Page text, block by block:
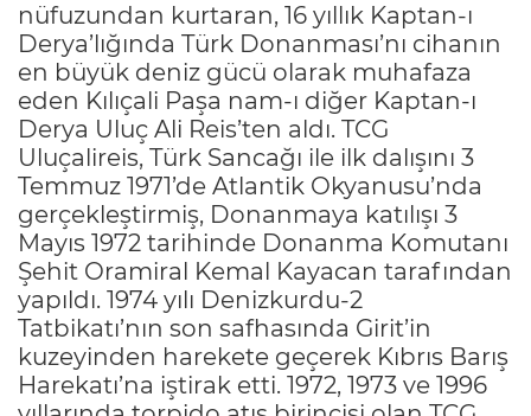
nüfuzundan kurtaran, 16 yıllık Kaptan-ı
Derya’lığında Türk Donanması’nı cihanın
en büyük deniz gücü olarak muhafaza
eden Kılıçali Paşa nam-ı diğer Kaptan-ı
Derya Uluç Ali Reis’ten aldı. TCG
Uluçalireis, Türk Sancağı ile ilk dalışını 3
Temmuz 1971’de Atlantik Okyanusu’nda
gerçekleştirmiş, Donanmaya katılışı 3
Mayıs 1972 tarihinde Donanma Komutanı
Şehit Oramiral Kemal Kayacan tarafından
yapıldı. 1974 yılı Denizkurdu-2
Tatbikatı’nın son safhasında Girit’in
kuzeyinden harekete geçerek Kıbrıs Barış
Harekatı’na iştirak etti. 1972, 1973 ve 1996